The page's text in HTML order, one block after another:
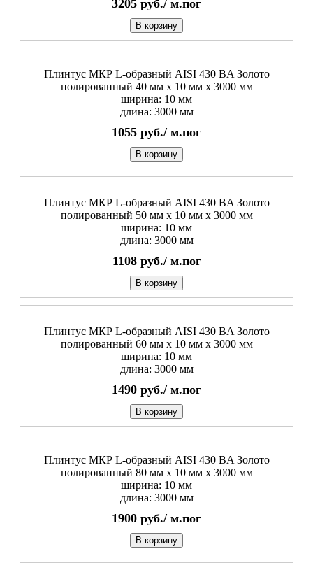
3205 руб./ м.пог
В корзину
Плинтус МКР L-образный AISI 430 BA Золото
полированный 40 мм x 10 мм х 3000 мм
ширина: 10 мм
длина: 3000 мм
1055 руб./ м.пог
В корзину
Плинтус МКР L-образный AISI 430 BA Золото
полированный 50 мм x 10 мм х 3000 мм
ширина: 10 мм
длина: 3000 мм
1108 руб./ м.пог
В корзину
Плинтус МКР L-образный AISI 430 BA Золото
полированный 60 мм x 10 мм х 3000 мм
ширина: 10 мм
длина: 3000 мм
1490 руб./ м.пог
В корзину
Плинтус МКР L-образный AISI 430 BA Золото
полированный 80 мм x 10 мм х 3000 мм
ширина: 10 мм
длина: 3000 мм
1900 руб./ м.пог
В корзину